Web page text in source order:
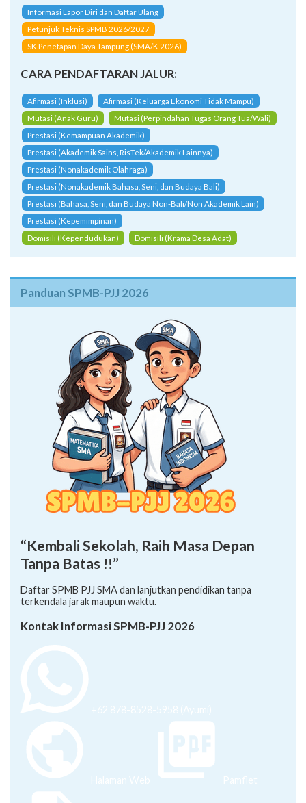
Informasi Lapor Diri dan Daftar Ulang
Petunjuk Teknis SPMB 2026/2027
SK Penetapan Daya Tampung (SMA/K 2026)
CARA PENDAFTARAN JALUR:
Afirmasi (Inklusi)
Afirmasi (Keluarga Ekonomi Tidak Mampu)
Mutasi (Anak Guru)
Mutasi (Perpindahan Tugas Orang Tua/Wali)
Prestasi (Kemampuan Akademik)
Prestasi (Akademik Sains, RisTek/Akademik Lainnya)
Prestasi (Nonakademik Olahraga)
Prestasi (Nonakademik Bahasa, Seni, dan Budaya Bali)
Prestasi (Bahasa, Seni, dan Budaya Non-Bali/Non Akademik Lain)
Prestasi (Kepemimpinan)
Domisili (Kependudukan)
Domisili (Krama Desa Adat)
Panduan SPMB-PJJ 2026
“Kembali Sekolah, Raih Masa Depan
Tanpa Batas !!”
Daftar SPMB PJJ SMA dan lanjutkan pendidikan tanpa
terkendala jarak maupun waktu.
Kontak Informasi SPMB-PJJ 2026
+62 878-8528-5958 (Ayumi)
Halaman Web Pamflet